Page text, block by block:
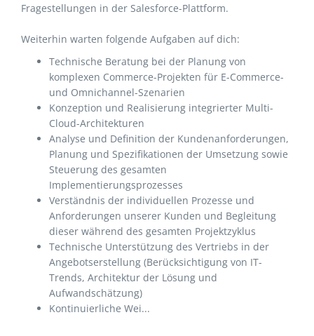
Fragestellungen in der Salesforce-Plattform.
Weiterhin warten folgende Aufgaben auf dich:
Technische Beratung bei der Planung von
komplexen Commerce-Projekten für E-Commerce-
und Omnichannel-Szenarien
Konzeption und Realisierung integrierter Multi-
Cloud-Architekturen
Analyse und Definition der Kundenanforderungen,
Planung und Spezifikationen der Umsetzung sowie
Steuerung des gesamten
Implementierungsprozesses
Verständnis der individuellen Prozesse und
Anforderungen unserer Kunden und Begleitung
dieser während des gesamten Projektzyklus
Technische Unterstützung des Vertriebs in der
Angebotserstellung (Berücksichtigung von IT-
Trends, Architektur der Lösung und
Aufwandschätzung)
Kontinuierliche Wei...